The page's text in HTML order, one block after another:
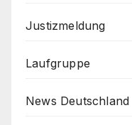
Justizmeldung
Laufgruppe
News Deutschland